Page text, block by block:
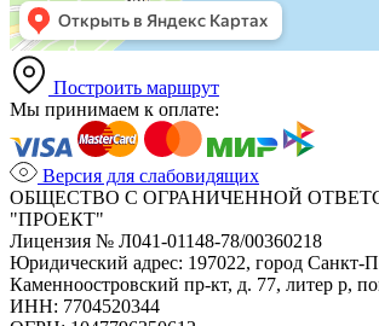
Построить маршрут
Мы принимаем к оплате:
Версия для слабовидящих
ОБЩЕСТВО С ОГРАНИЧЕННОЙ
"ПРОЕКТ"
Лицензия № Л041-01148-78/00360218
Юридический адрес: 197022, город Санкт-
Каменноостровский пр-кт, д. 77, литер р,
ИНН: 7704520344